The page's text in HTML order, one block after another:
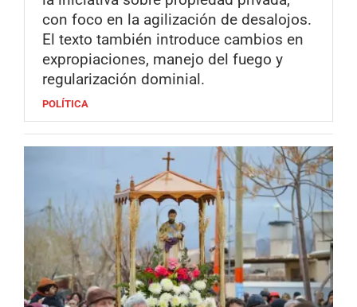
con foco en la agilización de desalojos.
El texto también introduce cambios en
expropiaciones, manejo del fuego y
regularización dominial.
POLÍTICA